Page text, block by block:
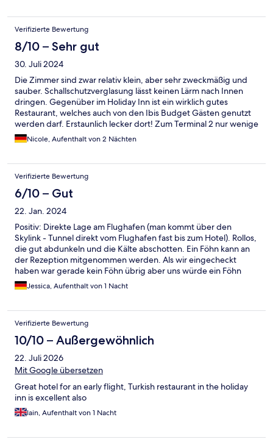
Verifizierte Bewertung
8/10 – Sehr gut
30. Juli 2024
Die Zimmer sind zwar relativ klein, aber sehr zweckmäßig und
sauber. Schallschutzverglasung lässt keinen Lärm nach Innen
dringen. Gegenüber im Holiday Inn ist ein wirklich gutes
Restaurant, welches auch von den Ibis Budget Gästen genutzt
werden darf. Erstaunlich lecker dort! Zum Terminal 2 nur wenige
Minuten Gehzeit.
Nicole, Aufenthalt von 2 Nächten
Verifizierte Bewertung
6/10 – Gut
22. Jan. 2024
Positiv: Direkte Lage am Flughafen (man kommt über den
Skylink - Tunnel direkt vom Flughafen fast bis zum Hotel). Rollos,
die gut abdunkeln und die Kälte abschotten. Ein Föhn kann an
der Rezeption mitgenommen werden. Als wir eingecheckt
haben war gerade kein Föhn übrig aber uns würde ein Föhn
nach ca. 30 Minuten auf das Zimmer gebracht. Negativ: Unser
Klo wurde nicht geputzt (es befand sich Klopapier und Urin
wollten und waren einfach zu fertig wieder alles einzupacken
und das Zimmer zu wechseln. Allgemein sind die Zimmer sehr
eng und sind nur für einen Kurzaufenthalt zu empfehlen. Wir
haben relativ wenig gezahlt für die Nacht. Ich würde nicht mehr
als 80 Euro für dein Doppelzimmer pro Nacht zahlen wollen. Die
Pizzen sind schrecklich.
Jessica, Aufenthalt von 1 Nacht
Verifizierte Bewertung
10/10 – Außergewöhnlich
22. Juli 2026
Mit Google übersetzen
Great hotel for an early flight, Turkish restaurant in the holiday
inn is excellent also
Iain, Aufenthalt von 1 Nacht